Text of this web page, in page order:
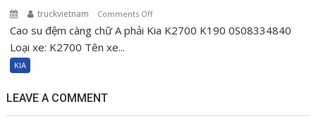
truckvietnam Comments Offon
Cao
Cao su đệm càng chữ A phải Kia K2700 K190 0S08334840
Loại xe: K2700 Tên xe...
KIA
LEAVE A COMMENT